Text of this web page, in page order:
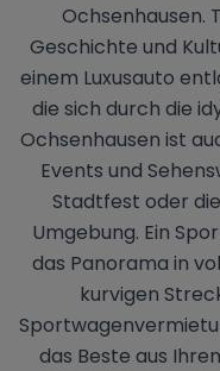
Ochsenhausen.
Geschichte und
einem Luxusauto
die sich durch die
Ochsenhausen ist
Events und
Stadtfest oder
Umgebung. Ein
das Panorama in
kurvigen
das Beste aus